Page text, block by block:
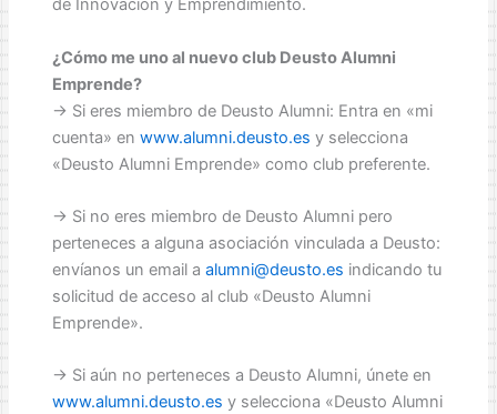
de Innovación y Emprendimiento.
¿Cómo me uno al nuevo club Deusto Alumni
Emprende?
-> Si eres miembro de Deusto Alumni: Entra en «mi
cuenta» en www.alumni.deusto.es y selecciona
«Deusto Alumni Emprende» como club preferente.
-> Si no eres miembro de Deusto Alumni pero
perteneces a alguna asociación vinculada a Deusto:
envíanos un email a alumni@deusto.es indicando tu
solicitud de acceso al club «Deusto Alumni
Emprende».
-> Si aún no perteneces a Deusto Alumni, únete en
www.alumni.deusto.es y selecciona «Deusto Alumni